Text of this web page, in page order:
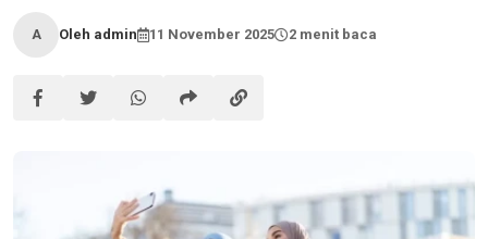
A Oleh admin 11 November 2025 2 menit baca